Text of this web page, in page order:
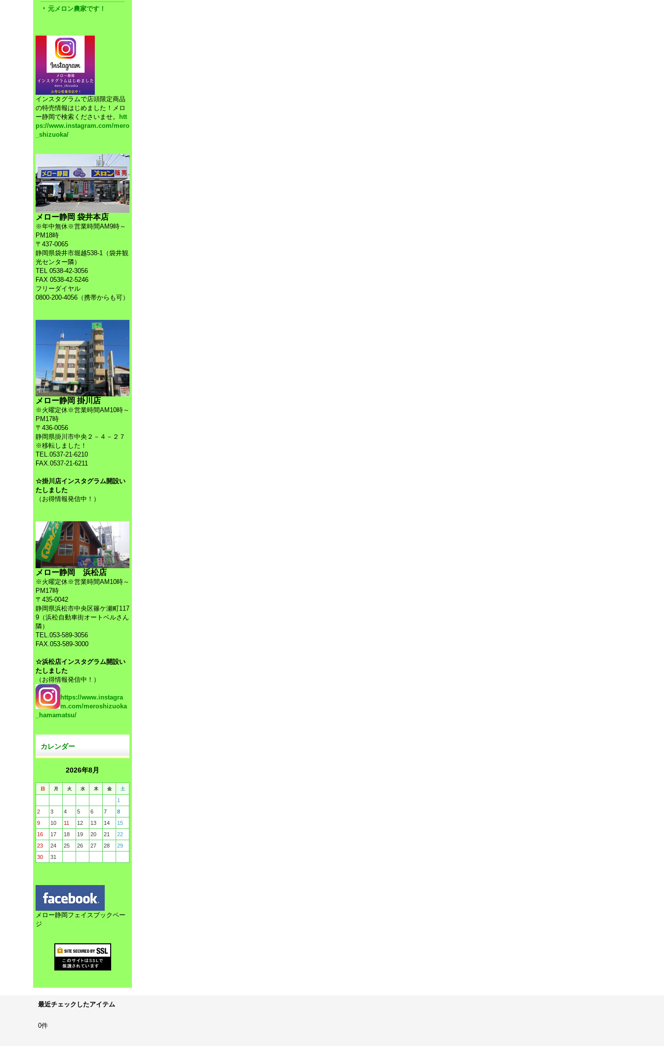
元メロン農家です！
インスタグラムで店頭限定商品
の特売情報はじめました！メロ
ー静岡で検索くださいませ。
htt
ps://www.instagram.com/mero
_shizuoka/
メロー静岡 袋井本店
※年中無休※営業時間AM9時～
PM18時
〒437-0065
静岡県袋井市堀越538-1（袋井観
光センター隣）
TEL 0538-42-3056
FAX 0538-42-5246
フリーダイヤル
0800-200-4056（携帯からも可）
メロー静岡 掛川店
※火曜定休※営業時間AM10時～
PM17時
〒436-0056
静岡県掛川市中央２－４－２７
※移転しました！
TEL.0537-21-6210
FAX.0537-21-6211
☆掛川店インスタグラム開設い
たしました
（お得情報発信中！）
メロー静岡 浜松店
※火曜定休※営業時間AM10時～
PM17時
〒435-0042
静岡県浜松市中央区篠ケ瀬町117
9（浜松自動車街オートベルさん
隣）
TEL.053-589-3056
FAX.053-589-3000
☆浜松店インスタグラム開設い
たしました
（お得情報発信中！）
https://www.instagra
m.com/meroshizuoka
_hamamatsu/
カレンダー
2026年8月
日 月 火 水 木 金 土
1
2
3 4 5 6 7
8
9
10 11 12 13 14
15
16
17 18 19 20 21
22
23
24 25 26 27 28
29
30
31
メロー静岡フェイスブックペー
ジ
最近チェックしたアイテム
0件